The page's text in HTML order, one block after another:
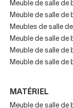
salle de
Chez
entièrement
Finitions et
Meuble de salle de
Meuble de salle de
Meubles de salle
Meuble de salle de
Meuble de salle de
Meuble de salle de
MATÉRIEL
Meuble de salle de